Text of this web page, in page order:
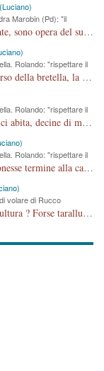
Marobin (Pd): "il
Consigliera Marobin, tutte le cose da Lei evidenziate, sono opera del suo ex Assessore e compagno di Partito Antonio Marco Dalla Pozza Assessore alla "progettazione" di piste ciclabili e altre porcherie. A lui manderei il conto da saldare per incidenti e danni alle persone. E' ora che "finiamola." Avete perso rassegnatevi. qui IL SINDACO RUCCO NON C'ENTRA PER NIENTE. CAPITO!!!!!!!! Amen.
Rolando: "rispettare il
Caro fratuck, conosco molto bene la zona, il percorso della bretella, la situazione dei cittadini, abito in Viale Trento. A partire dal 2003 ho partecipato al Comitato di Maddalene pro bretella, e a riunioni propositive per apportare modifiche al progetto. Numerose mie foto del territorio sono arrivate a Roma, altri miei interventi (non graditi dalla Sx) sono stati pubblicati dal GdV, assieme ad altri come Ciro Asproso, ora favorevole alla bretella. Ho partecipato alla raccolta firme per la chiusura della strada x 5 giorni eseguita dal Sindaco Hullwech per sforamento 180 Micro/g. Pertanto come impegno per la tematica sono apposto con la coscienza. Ora il Progetto è partito, fine! Voglio dire che la nuova Giunta "comunale" non c'entra più. L'opera sarà "malauguratamente" eseguita, ma non con il mio placet. Il Consigliere Comunale dovrebbe capire che la campagna elettorale è finita, con buona pace di tutti. Quello che invece dovrebbe interessare è la proprietà della strada, dall'uscita autostradale Ovest, sino alla Rotatoria dell'Albara, vi sono tre possessori: Autostrade SpA; La Provincia, il Comune. Come la mettiamo per il futuro ? I costi, da 50 sono saliti a 100 milioni di € come dire 20 milioni a KM (!) da non credere. Comunque si farà. Ma nessuno canti Vittoria, anzi meglio non farne un ulteriore fatto "partitico" per questioni elettorali o di seggio. Se mi manda la sua mail, sono disponibile ad inviare i documenti e le foto sopra descritte. Con ossequi, Luciano Parolin
Rolando: "rispettare il
Non sarà utile a lei dott. Parolin che di sicuro non ci abita, decine di migliaia di TIR, automobili e padroncini che passano quotidianamente per una strada appena rotabile, non è più possibile stendere i panni, attraversare la strada senza rischiare la morte, le case stanno crepando, i tempi sono cambiati e la bretella non passerà assolutamente per maddalene (ma cosa sta a dire?!), dia invece responsabilità a chi ha costruito tagliando la strada che doveva invece terminare a isola vicentina e non al moracchino lasciando Motta di Costabissara ancora in panne di traffico. I tempi sono cambiati dottore e se l'anagrafe della vita stagna nell'essere umano impressioni conservatrici, la società non le considera perchè va avanti, si industrializza e ha bisogno di infrastrutture e di sviluppo. Ultima considerazione, se è geloso di Rolando perchè vede in lui solo campagne politiche mentre si difendono i SOLI diritti dei cittadini, la preghiamo faccia considerazioni più appropriate. Saluti e complimenti per i suoi scritti.
Rolando: "rispettare il
Sarebbe ora che il consigliere comunale Pidino, ponesse termine alla campagna elettorale nel territorio del suo seggio Villaggio del Sole. La tiraca è iniziata, distruggerà 6 km di prateria ovest della città, ricca di fonti e sorgenti d'acqua. I cittadini di Maddalene non avranno più Pace la notte. Molta colpa per la costruzione di questa Strada è proprio del signor Rolando,dei suoi gazebo mobili e che vuol far passare questa opera VANDALICA come progetto "utile" a chi ? Non è cosa seria sig. Rolando!
volare di Rucco
Vorrei sapere dal C.C. Rolando cosa intende per Cultura ? Forse tarallucci, vino e sagre, o spaghetti tricolori del PD ? Il continuo (s)parlare della mostra a Palazzo Chiericati caro consigliere DANNEGGIA FORTEMENTE l'immagine della città TUTTA e fa deviare i consensi che in RUSSIA (badi bene ex U.R.S.S.) sono ECCELLENTI. A livello artistico l'evento è di alta Valenza culturale, COMPITO di Tutta la Cittadinanza fare il possibile per propagandare l'iniziativa senza farne UN CASO PARTITICO come fa Lei da sempre. Meno Gazebo + Partecipazione! E così sia. Amen.